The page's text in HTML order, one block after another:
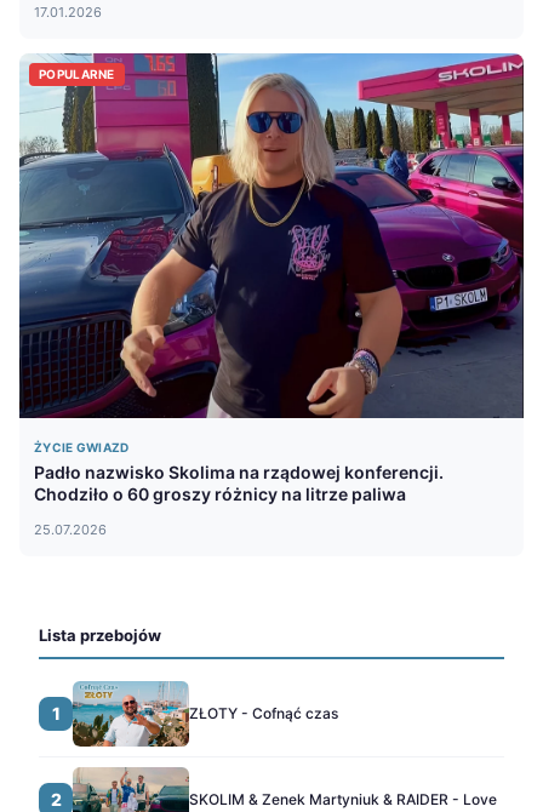
17.01.2026
POPULARNE
ŻYCIE GWIAZD
Padło nazwisko Skolima na rządowej konferencji.
Chodziło o 60 groszy różnicy na litrze paliwa
25.07.2026
Lista przebojów
1 ZŁOTY - Cofnąć czas
2 SKOLIM & Zenek Martyniuk & RAIDER - Love